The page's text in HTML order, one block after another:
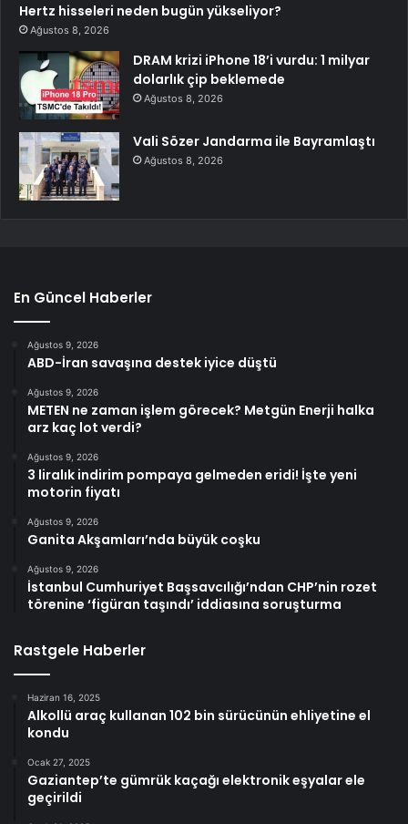
Hertz hisseleri neden bugün yükseliyor?
Ağustos 8, 2026
DRAM krizi iPhone 18’i vurdu: 1 milyar
dolarlık çip beklemede
Ağustos 8, 2026
Vali Sözer Jandarma ile Bayramlaştı
Ağustos 8, 2026
En Güncel Haberler
Ağustos 9, 2026
ABD-İran savaşına destek iyice düştü
Ağustos 9, 2026
METEN ne zaman işlem görecek? Metgün Enerji halka
arz kaç lot verdi?
Ağustos 9, 2026
3 liralık indirim pompaya gelmeden eridi! İşte yeni
motorin fiyatı
Ağustos 9, 2026
Ganita Akşamları’nda büyük coşku
Ağustos 9, 2026
İstanbul Cumhuriyet Başsavcılığı’ndan CHP’nin rozet
törenine ‘figüran taşındı’ iddiasına soruşturma
Rastgele Haberler
Haziran 16, 2025
Alkollü araç kullanan 102 bin sürücünün ehliyetine el
kondu
Ocak 27, 2025
Gaziantep’te gümrük kaçağı elektronik eşyalar ele
geçirildi